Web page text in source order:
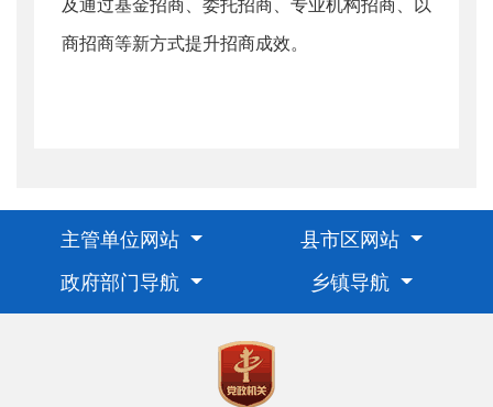
及通过基金招商、委托招商、专业机构招商、以
商招商等新方式提升招商成效。
主管单位网站
县市区网站
政府部门导航
乡镇导航